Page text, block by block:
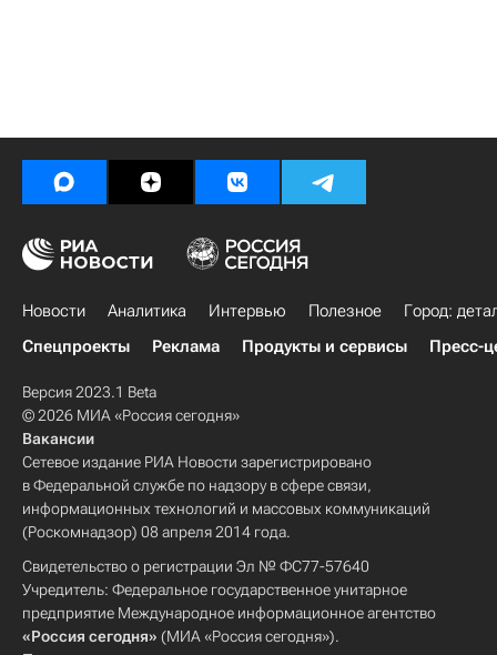
Новости Аналитика Интервью Полезное
Город:
Спецпроекты
Реклама Продукты и сервисы Пресс-
Версия 2023.1 Beta
© 2026 МИА «Россия сегодня»
Вакансии
Сетевое издание РИА Новости зарегистрировано
в Федеральной службе по надзору в сфере связи,
информационных технологий и массовых коммуникаций
(Роскомнадзор) 08 апреля 2014 года.
Свидетельство о регистрации Эл № ФС77-57640
Учредитель: Федеральное государственное унитарное
предприятие Международное информационное агентство
«Россия сегодня» (МИА «Россия сегодня»).